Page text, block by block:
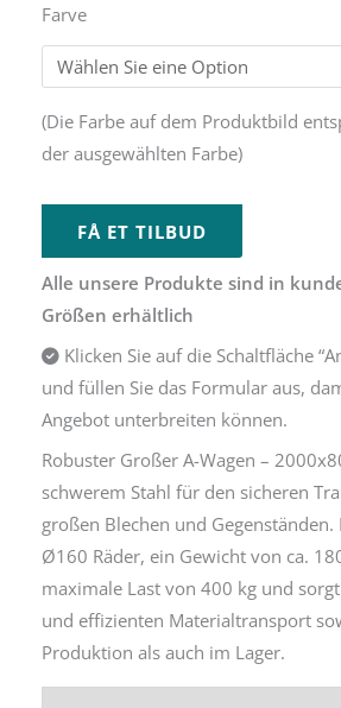
Farve
Alternative:
(Die Farbe auf dem Produktbild
der ausgewählten Farbe)
FÅ ET TILBUD
Alle unsere Produkte sind in
Größen erhältlich
Klicken Sie auf die Schaltfläche
und füllen Sie das Formular aus,
Angebot unterbreiten können.
Robuster Großer A-Wagen –
schwerem Stahl für den sicheren
großen Blechen und Gegenständen.
Ø160 Räder, ein Gewicht von ca.
maximale Last von 400 kg und
und effizienten Materialtransport
Produktion als auch im Lager.